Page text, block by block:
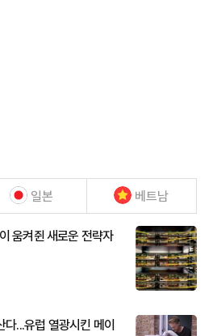
일본 베트남
움켜쥔 새로운 전략자
...유럽 열광시킨 메이